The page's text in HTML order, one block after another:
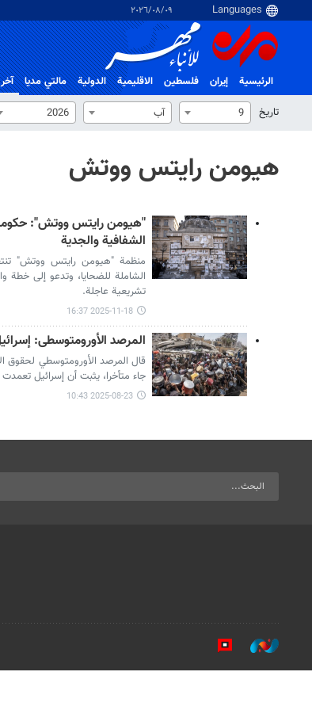
٠٩‏/٠٨‏/٢٠٢٦
الرئيسية إيران فلسطین الاقلیمیة الدولية مالتي مدیا
تاریخ
9 آب 2026
هيومن رايتس ووتش
"هيومن رايتس ووتش": حكومة
الشفافية والجدية
منظمة "هيومن رايتس ووتش" تنتقد
الشاملة للضحايا، وتدعو إلى
تشريعية عاجلة.
2025-11-18 16:37
المرصد الأورومتوسطى:
قال المرصد الأورومتوسطي لحقوق
جاء متأخرا، يثبت أن إسرائيل
2025-08-23 10:43